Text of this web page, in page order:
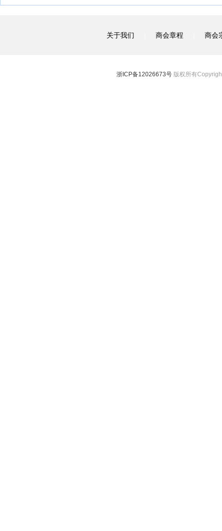
关于我们 商会章程 商会
浙ICP备12026673号 版权所有